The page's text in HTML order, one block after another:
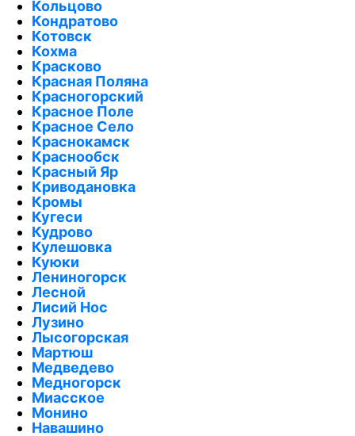
Кольцово
Кондратово
Котовск
Кохма
Красково
Красная Поляна
Красногорский
Красное Поле
Красное Село
Краснокамск
Краснообск
Красный Яр
Криводановка
Кромы
Кугеси
Кудрово
Кулешовка
Куюки
Лениногорск
Лесной
Лисий Нос
Лузино
Лысогорская
Мартюш
Медведево
Медногорск
Миасское
Монино
Навашино